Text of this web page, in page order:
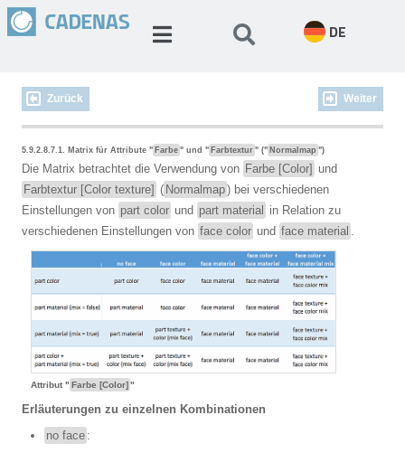
DE
Zurück Weiter
5.9.2.8.7.1. Matrix für Attribute " Farbe " und " Farbtextur " (" Normalmap ")
Die Matrix betrachtet die Verwendung von Farbe [Color] und
Farbtextur [Color texture] ( Normalmap) bei verschiedenen
Einstellungen von part color und part material
in Relation zu
verschiedenen Einstellungen von face color und face material .
Attribut " Farbe [Color]"
Erläuterungen zu einzelnen Kombinationen
no face :